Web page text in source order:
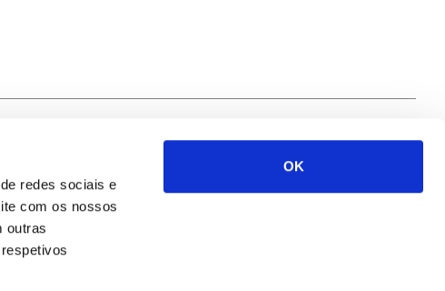
redes sociais e
com os nossos
outras
OK